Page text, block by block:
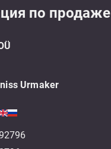
по продаже
Urmaker